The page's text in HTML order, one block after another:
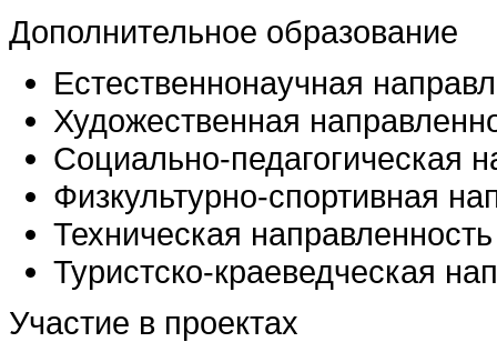
Дополнительное образование
Естественнонаучная
Художественная
Социально-педагогическая
Физкультурно-спортивная
Техническая направленность
Туристско-краеведческая
Участие в проектах